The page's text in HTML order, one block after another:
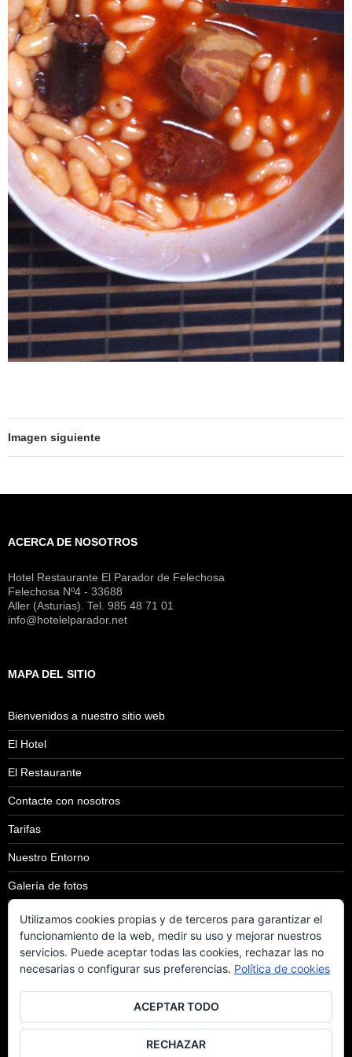
Imagen siguiente
ACERCA DE NOSOTROS
Hotel Restaurante El Parador de Felechosa
Felechosa Nº4 - 33688
Aller (Asturias). Tel. 985 48 71 01
info@hotelelparador.net
MAPA DEL SITIO
Bienvenidos a nuestro sitio web
El Hotel
El Restaurante
Contacte con nosotros
Tarifas
Nuestro Entorno
Galería de fotos
Aviso Legal
Más información sobre las cookies
Política de cookies
Blog
Utilizamos cookies propias y de terceros para garantizar el
funcionamiento de la web, medir su uso y mejorar nuestros
servicios. Puede aceptar todas las cookies, rechazar las no
necesarias o configurar sus preferencias. Política de cookies
ACEPTAR TODO
RECHAZAR